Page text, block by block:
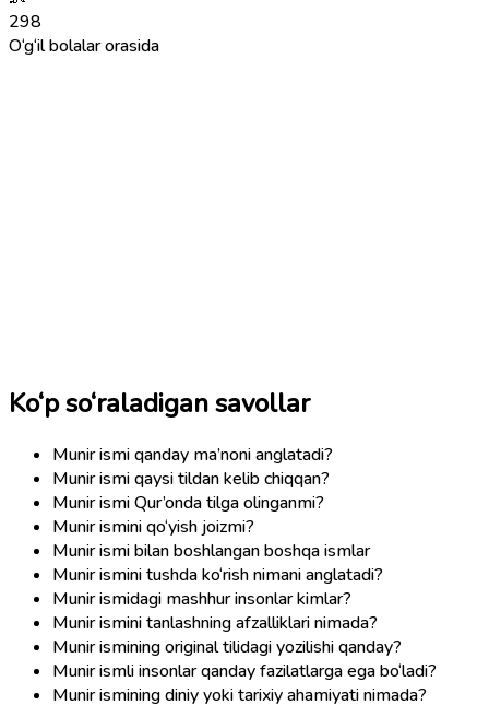
298
O‘g‘il bolalar orasida
Ko‘p so‘raladigan savollar
Munir ismi qanday ma’noni anglatadi?
Munir ismi qaysi tildan kelib chiqqan?
Munir ismi Qur’onda tilga olinganmi?
Munir ismini qo‘yish joizmi?
Munir ismi bilan boshlangan boshqa ismlar
Munir ismini tushda ko‘rish nimani anglatadi?
Munir ismidagi mashhur insonlar kimlar?
Munir ismini tanlashning afzalliklari nimada?
Munir ismining original tilidagi yozilishi qanday?
Munir ismli insonlar qanday fazilatlarga ega bo‘ladi?
Munir ismining diniy yoki tarixiy ahamiyati nimada?